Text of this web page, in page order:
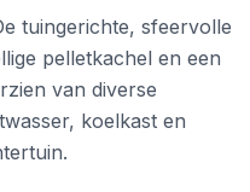
tuingerichte, sfeervolle
pelletkachel en een
van diverse
koelkast en